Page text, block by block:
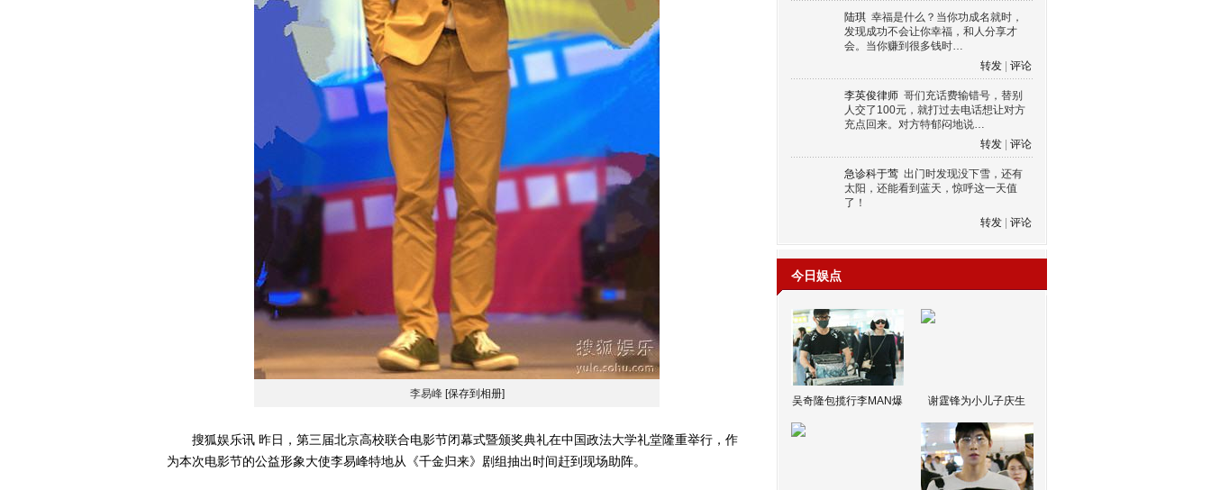
李易峰 [保存到相册]
搜狐娱乐讯 昨日，第三届北京高校联合电影节闭幕式暨颁奖典礼在中国政法大学礼堂隆重举行，作
为本次电影节的公益形象大使李易峰特地从《千金归来》剧组抽出时间赶到现场助阵。
陆琪 幸福是什么？当你功成名就时，
发现成功不会让你幸福，和人分享才
会。当你赚到很多钱时…
转发
评论
李英俊律师 哥们充话费输错号，替别
人交了100元，就打过去电话想让对方
充点回来。对方特郁闷地说…
转发
评论
急诊科于莺 出门时发现没下雪，还有
太阳，还能看到蓝天，惊呼这一天值
了！
转发
评论
今日娱点
吴奇隆包揽行李MAN爆 谢霆锋为小儿子庆生